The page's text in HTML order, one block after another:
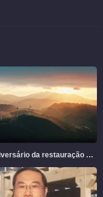
O 50º aniversário da restauração da China de sua sede legítima na ONU